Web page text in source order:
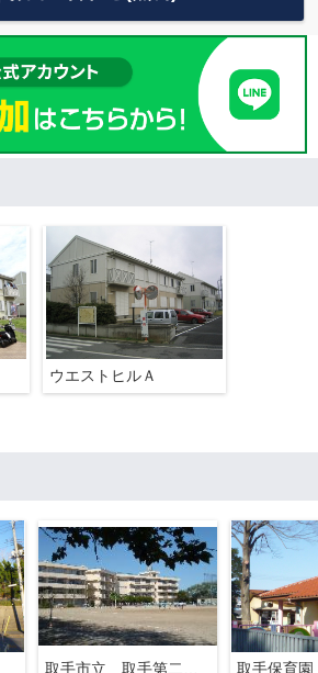
ウエストヒルＡ
取手市立 取手第二中学校
取手保育園